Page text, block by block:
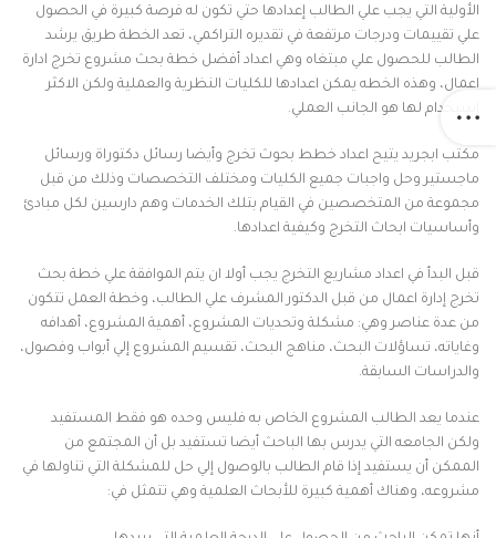
الأولية التي يجب علي الطالب إعدادها حتي تكون له فرصة كبيرة في الحصول
علي تقييمات ودرجات مرتفعة في تقديره التراكمي، تعد الخطة طريق يرشد
الطالب للحصول علي مبتغاه وهي اعداد أفضل خطة بحث مشروع تخرج ادارة
اعمال، وهذه الخطه يمكن اعدادها للكليات النظرية والعملية ولكن الاكثر
استخدام لها هو الجانب العملي.
مكتب ابجريد يتيح اعداد خطط بحوث تخرج وأيضا رسائل دكتوراة ورسائل
ماجستير وحل واجبات جميع الكليات ومختلف التخصصات وذلك من قبل
مجموعة من المتخصصين في القيام بتلك الخدمات وهم دارسين لكل مبادئ
وأساسيات ابحاث التخرج وكيفية اعدادها.
قبل البدأ في اعداد مشاريع التخرج يجب أولا ان يتم الموافقة علي خطة بحث
تخرج إدارة اعمال من قبل الدكتور المشرف علي الطالب، وخطة العمل تتكون
من عدة عناصر وهي: مشكلة وتحديات المشروع، أهمية المشروع، أهدافه
وغاياته، تساؤلات البحث، مناهج البحث، تقسيم المشروع إلي أبواب وفصول،
والدراسات السابقة.
عندما يعد الطالب المشروع الخاص به فليس وحده هو فقط المستفيد
ولكن الجامعه التي يدرس بها الباحث أيضا تستفيد بل أن المجتمع من
الممكن أن يستفيد إذا قام الطالب بالوصول إلي حل للمشكلة التي تناولها في
مشروعه، وهناك أهمية كبيرة للأبحاث العلمية وهي تتمثل في: